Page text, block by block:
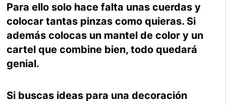
Para ello solo hace falta unas cuerdas y
colocar tantas pinzas como quieras. Si
además colocas un mantel de color y un
cartel que combine bien, todo quedará
genial.
Si buscas ideas para una decoración